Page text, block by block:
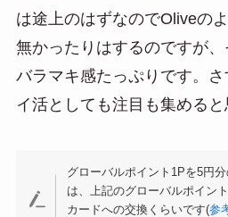
は途上のはずなのでOliveの
無かったりはするのですが、
バラマキ感たっぷりです。
イ活としても注目も集めると
グローバルポイント1Pを5円
は、上記のグローバルポイン
カードへの交換くらいです(参